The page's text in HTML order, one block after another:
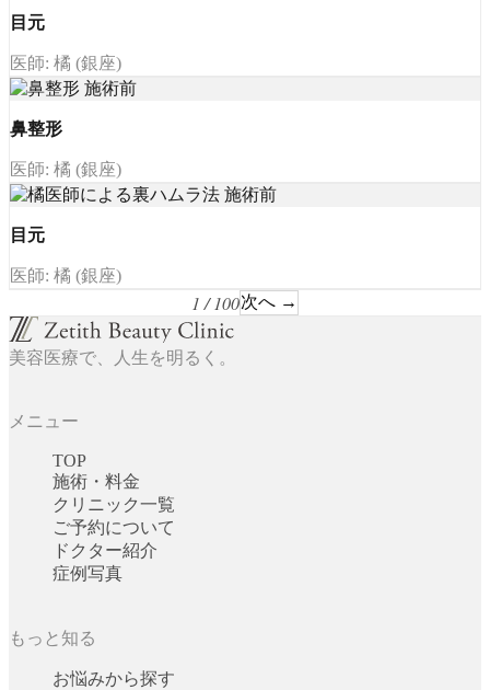
目元
医師: 橘 (銀座)
鼻整形
医師: 橘 (銀座)
目元
医師: 橘 (銀座)
1 / 100次へ →
美容医療で、人生を明るく。
メニュー
TOP
施術・料金
クリニック一覧
ご予約について
ドクター紹介
症例写真
もっと知る
お悩みから探す